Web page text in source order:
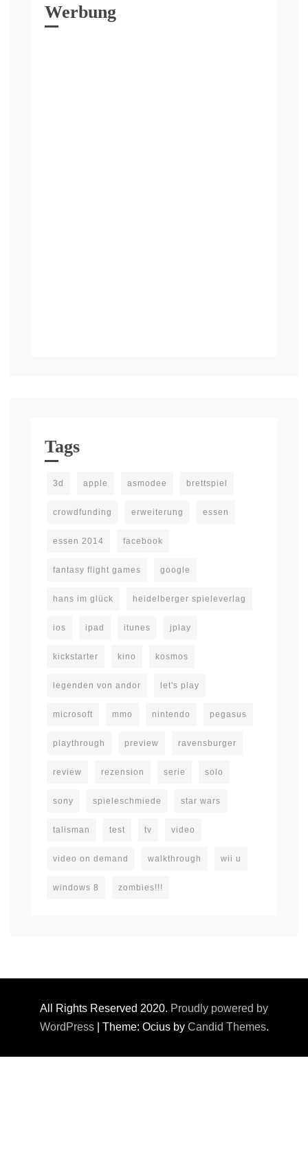
Werbung
Tags
3d apple asmodee brettspiel
crowdfunding erweiterung essen
essen 2014 facebook
fantasy flight games google
hans im glück heidelberger spieleverlag
ios ipad itunes jplay
kickstarter kino kosmos
legenden von andor let's play
microsoft mmo nintendo pegasus
playthrough preview ravensburger
review rezension serie solo
sony spieleschmiede star wars
talisman test tv video
video on demand walkthrough wii u
windows 8 zombies!!!
All Rights Reserved 2020. Proudly powered by
WordPress
Theme: Ocius by Candid Themes.